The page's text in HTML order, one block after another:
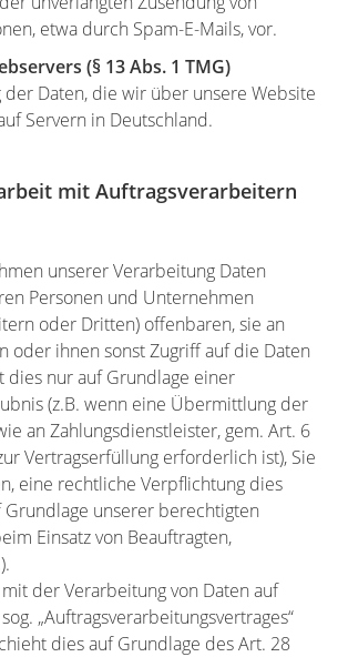
etwa durch Spam-E-Mails, vor.
(§ 13 Abs. 1 TMG)
der Daten, die wir über unsere Website
Servern in Deutschland.
mit Auftragsverarbeitern
unserer Verarbeitung Daten
Personen und Unternehmen
oder Dritten) offenbaren, sie an
oder ihnen sonst Zugriff auf die Daten
dies nur auf Grundlage einer
(z.B. wenn eine Übermittlung der
an Zahlungsdienstleister, gem. Art. 6
Vertragserfüllung erforderlich ist), Sie
eine rechtliche Verpflichtung dies
unserer berechtigten
Einsatz von Beauftragten,
der Verarbeitung von Daten auf
„Auftragsverarbeitungsvertrages“
dies auf Grundlage des Art. 28